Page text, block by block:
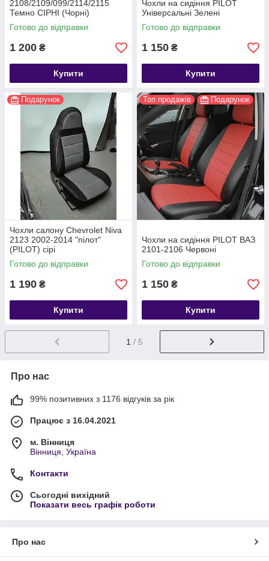
2108/2109/099/2114/2115
Темно СІРНІ (Чорні)
Готово до відправки
1 200 ₴
Купити
Чохли на сидіння PILOT
Універсальні Зелені
Готово до відправки
1 150 ₴
Купити
Подарунок
Чохли салону Chevrolet Niva
2123 2002-2014 "пілот"
(PILOT) сірі
Готово до відправки
1 190 ₴
Купити
Топ продажів Подарунок
Чохли на сидіння PILOT ВАЗ
2101-2106 Червоні
Готово до відправки
1 150 ₴
Купити
1 / 5
Про нас
99% позитивних з 1176 відгуків за рік
Працює з 16.04.2021
м. Вінниця
Вінниця, Україна
Контакти
Сьогодні вихідний
Показати весь графік роботи
Про нас